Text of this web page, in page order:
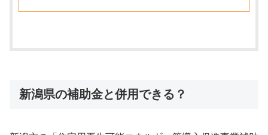
新潟県の補助金と併用できる？